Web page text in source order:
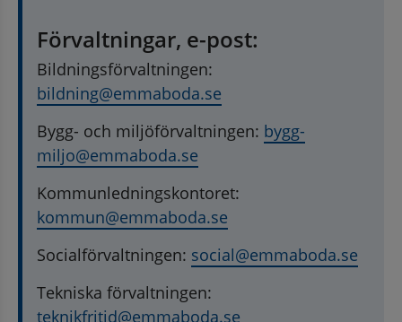
Förvaltningar, e-post:
bildning@emmaboda.se
Bygg- och miljöförvaltningen: bygg-
miljo@emmaboda.se
kommun@emmaboda.se
Socialförvaltningen: social@emmaboda.se
teknikfritid@emmaboda.se